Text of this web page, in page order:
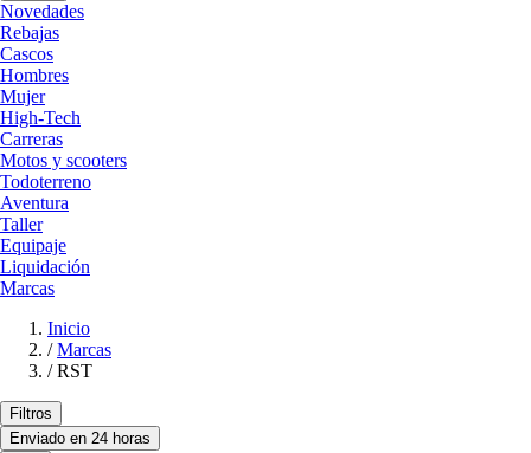
Novedades
Rebajas
Cascos
Hombres
Mujer
High-Tech
Carreras
Motos y scooters
Todoterreno
Aventura
Taller
Equipaje
Liquidación
Marcas
Inicio
/ Marcas
/ RST
Filtros
Enviado en 24 horas